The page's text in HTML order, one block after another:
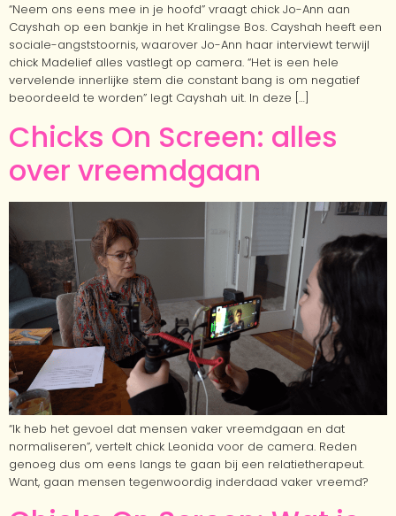
“Neem ons eens mee in je hoofd” vraagt chick Jo-Ann aan
Cayshah op een bankje in het Kralingse Bos. Cayshah heeft een
sociale-angststoornis, waarover Jo-Ann haar interviewt terwijl
chick Madelief alles vastlegt op camera. “Het is een hele
vervelende innerlijke stem die constant bang is om negatief
beoordeeld te worden” legt Cayshah uit. In deze […]
Chicks On Screen: alles
over vreemdgaan
“Ik heb het gevoel dat mensen vaker vreemdgaan en dat
normaliseren”, vertelt chick Leonida voor de camera. Reden
genoeg dus om eens langs te gaan bij een relatietherapeut.
Want, gaan mensen tegenwoordig inderdaad vaker vreemd?